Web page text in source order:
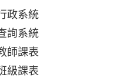
政系統
詢系統
師課表
級課表